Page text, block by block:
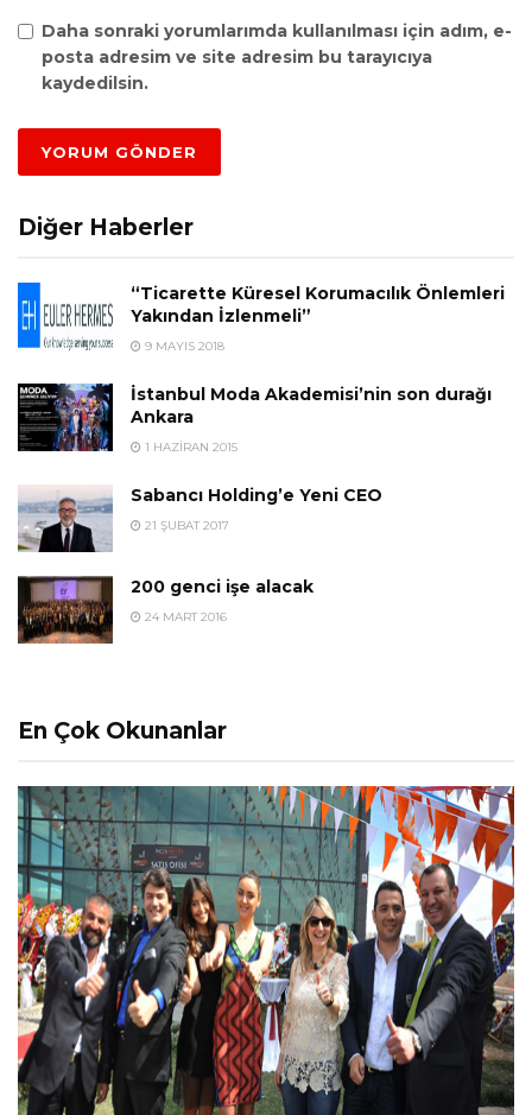
Daha sonraki yorumlarımda kullanılması için adım, e-
posta adresim ve site adresim bu tarayıcıya
kaydedilsin.
Diğer Haberler
“Ticarette Küresel Korumacılık Önlemleri
Yakından İzlenmeli”
9 MAYIS 2018
İstanbul Moda Akademisi’nin son durağı
Ankara
1 HAZIRAN 2015
Sabancı Holding’e Yeni CEO
21 ŞUBAT 2017
200 genci işe alacak
24 MART 2016
En Çok Okunanlar